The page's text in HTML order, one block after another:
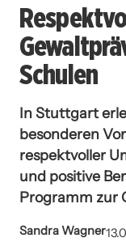
Schulen
In Stuttgart
besonderen
respektvoller
und positive
Programm zur
Sandra Wagner